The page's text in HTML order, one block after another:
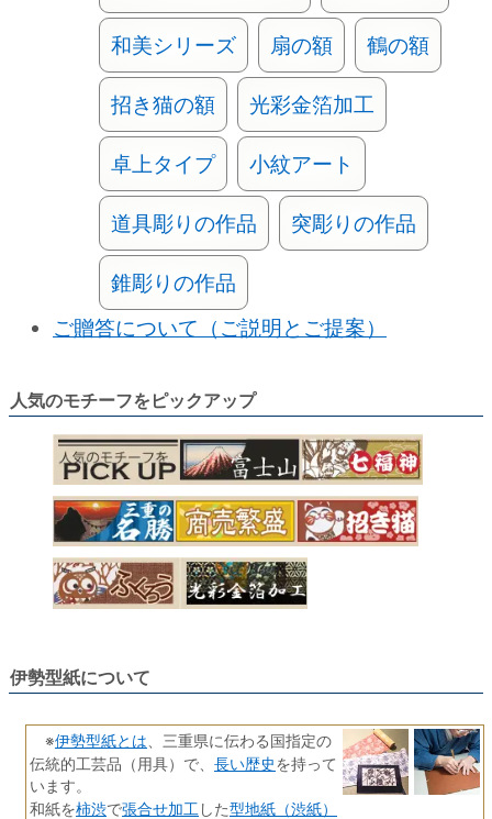
和美シリーズ 扇の額 鶴の額
招き猫の額 光彩金箔加工
卓上タイプ 小紋アート
道具彫りの作品 突彫りの作品
錐彫りの作品
ご贈答について（ご説明とご提案）
人気のモチーフをピックアップ
伊勢型紙について
※伊勢型紙とは 、三重県に伝わる国指定の
伝統的工芸品（用具）で、 長い歴史を持って
います。
和紙を柿渋で張合せ加工 した型地紙（渋紙）